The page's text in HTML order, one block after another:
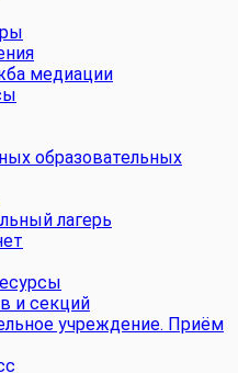
медиации
образовательных
лагерь
и секций
учреждение. Приём